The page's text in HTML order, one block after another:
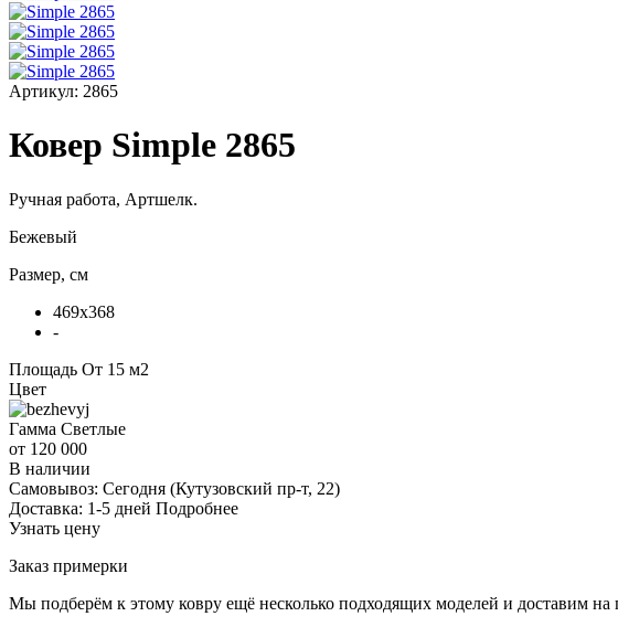
Артикул: 2865
Ковер Simple 2865
Ручная работа, Артшелк.
Бежевый
Размер, см
469x368
-
Площадь От 15 м2
Цвет
Гамма Светлые
от 120 000
В наличии
Самовывоз: Сегодня (Кутузовский пр-т, 22)
Доставка: 1-5 дней Подробнее
Узнать цену
Заказ примерки
Мы подберём к этому ковру ещё несколько подходящих моделей и доставим